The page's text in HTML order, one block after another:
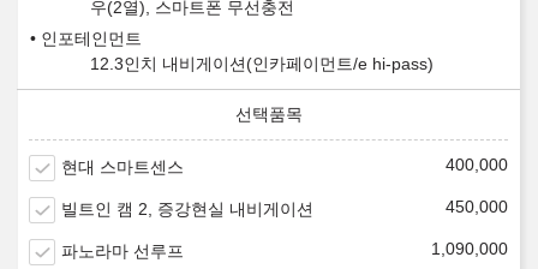
우(2열), 스마트폰 무선충전
인포테인먼트
12.3인치 내비게이션(인카페이먼트/e hi-pass)
현대 스마트센스 400,000
빌트인 캠 2, 증강현실 내비게이션 450,000
파노라마 선루프 1,090,000